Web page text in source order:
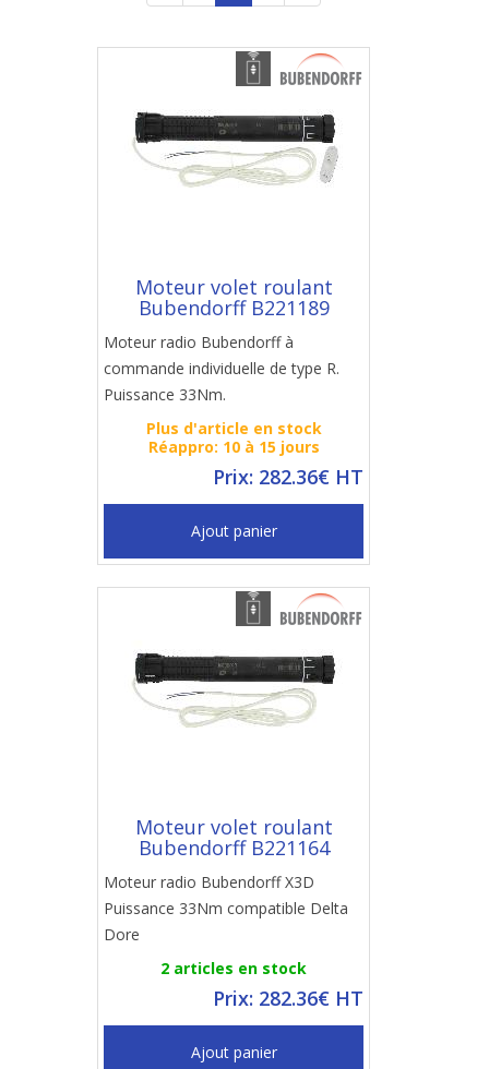
Moteur volet roulant
Bubendorff B221189
Moteur radio Bubendorff à
commande individuelle de type R.
Puissance 33Nm.
Plus d'article en stock
Réappro: 10 à 15 jours
Prix: 282.36€ HT
Ajout panier
Moteur volet roulant
Bubendorff B221164
Moteur radio Bubendorff X3D
Puissance 33Nm compatible Delta
Dore
2 articles en stock
Prix: 282.36€ HT
Ajout panier